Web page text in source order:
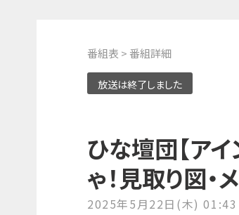
番組表 > 番組詳細
放送は終了しました
ひな壇団【ア
ゃ！見取り図・
2025年5月22日(木)